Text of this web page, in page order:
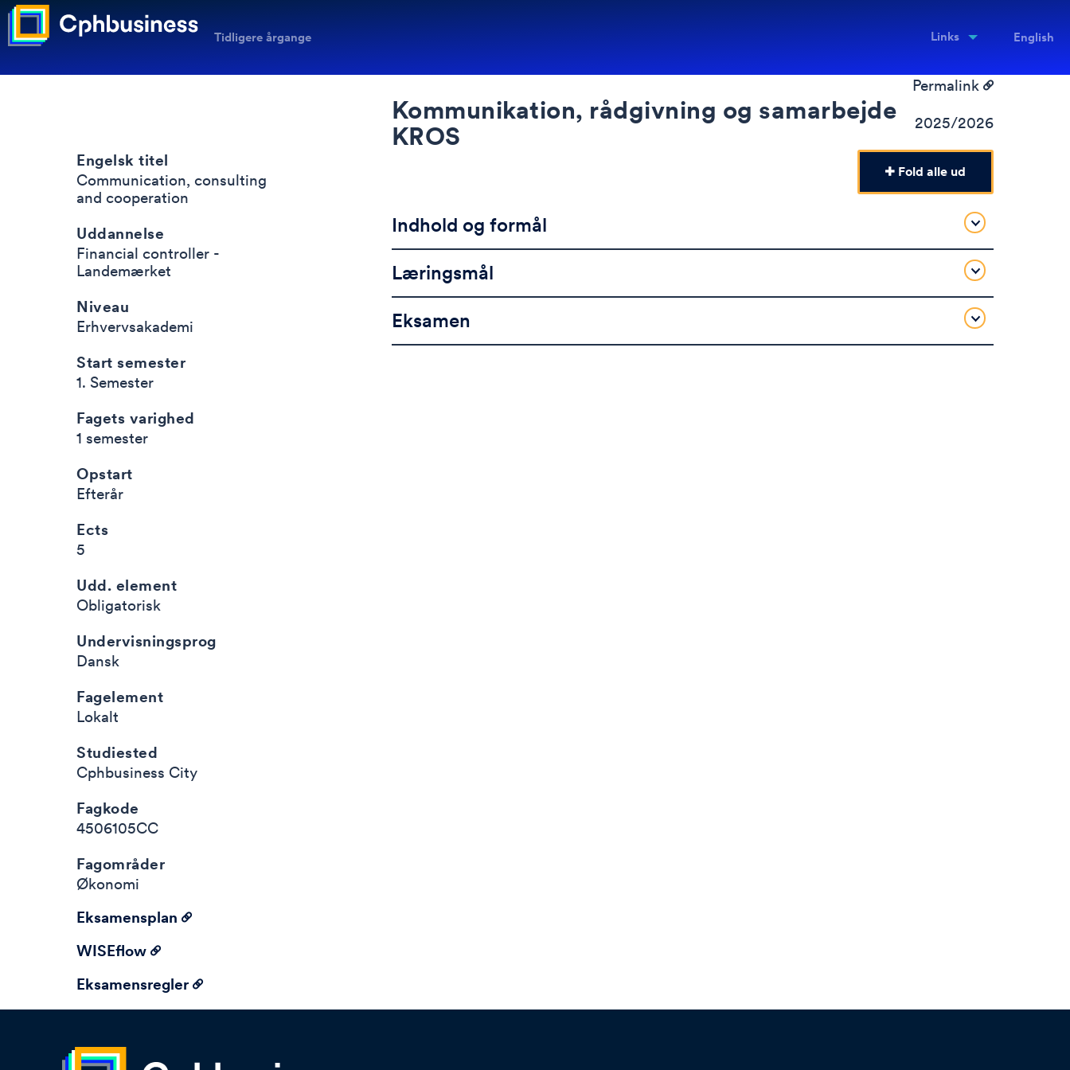
Tidligere årgange Links English
Permalink
Kommunikation, rådgivning og samarbejde
KROS
2025/2026
Engelsk titel
Communication, consulting
and cooperation
Uddannelse
Financial controller -
Landemærket
Niveau
Erhvervsakademi
Start semester
1. Semester
Fagets varighed
1 semester
Opstart
Efterår
Ects
5
Udd. element
Obligatorisk
Undervisningsprog
Dansk
Fagelement
Lokalt
Studiested
Cphbusiness City
Fagkode
4506105CC
Fagområder
Økonomi
Eksamensplan
WISEflow
Eksamensregler
Fold alle ud
Indhold og formål
Læringsmål
Eksamen